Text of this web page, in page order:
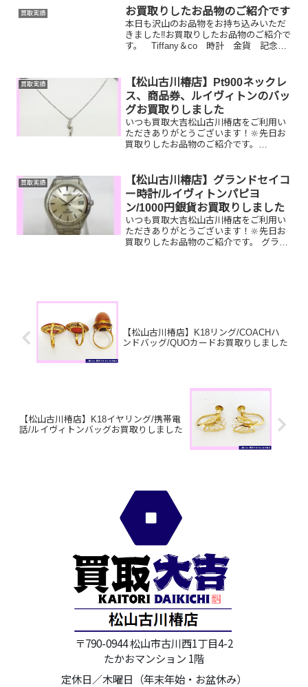
か？そのお品物ぜひ！買取大吉松山古川
椿店にお査定させ...
買取実績 お買取りしたお品物のご紹介です
本日も沢山のお品物をお持ち込みいただ
きました‼️お買取りしたお品物のご紹介で
す。 Tiffany＆co 時計 金貨 記念コ
丈夫です‼お家で眠っているお品物がござ
いまし...
買取実績
【松山古川椿店】Pt900ネックレ
ス、商品券、ルイヴィトンのバッ
グお買取りしました
いつも買取大吉松山古川椿店をご利用い
ただきありがとうございます！🔆先日お
買取りしたお品物のご紹介です。
ているお品物はございませんか？ぜひ買
取大吉松山古川椿店...
買取実績
【松山古川椿店】グランドセイコ
ー時計/ルイヴィトンパピヨ
ン/1000円銀貨お買取りしました
いつも買取大吉松山古川椿店をご利用い
ただきありがとうございます！🔆先日お
買取りしたお品物のご紹介です。 グラン
【松山古川椿店】K18リング/COACHハ
ンドバッグ/QUOカードお買取りしました
【松山古川椿店】K18イヤリング/携帯電
話/ルイヴィトンバッグお買取りしました
〒790-0944 松山市古川西1丁目4-2
たかおマンション 1階
定休日／木曜日（年末年始・お盆休み）